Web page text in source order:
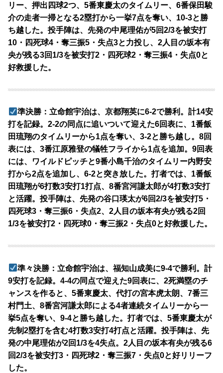
リー、押出四球2つ、5番東慶太のタイムリー、6番保田駿
介の走者一掃となる2塁打から一挙7点を奪い、10-3と勝
ち越した。投手陣は、先発の中尾理佑が5回2/3を被安打
10・四死球4・奪三振5・失点3と力投し、2人目の坂本有
央が残る3回1/3を被安打2・四死球2・奪三振4・失点0と
好救援した。
準決勝：立命館宇治は、京都翔英に6-2で勝利。計14安
打を記録。2-2の同点に追いついて迎えた6回表に、1番飯
田琉翔のタイムリーから1点を奪い、3-2と勝ち越し。8回
表には、3番江原雅登の犠牲フライから1点を追加。9回表
には、ワイルドピッチと9番小島千治のタイムリー内野安
打から2点を追加し、6-2と突き放した。打者では、1番飯
田琉翔が6打数3安打1打点、8番宮河謙太郎が4打数3安打
と活躍。投手陣は、先発の谷口瑛太が6回2/3を被安打5・
四死球3・奪三振6・失点2、2人目の坂本有央が残る2回
1/3を被安打2・四死球0・奪三振2・失点0と好救援した。
準々決勝：立命館宇治は、福知山成美に9-4で勝利。計
9安打を記録。4-4の同点で迎えた9回表に、2死満塁のチ
ャンスを作ると、5番東慶太、代打の宮本虎太朗、7番三
村門土、8番宮河謙太郎による4者連続タイムリーから一
挙5点を奪い、9-4と勝ち越した。打者では、5番東慶太が
先制2塁打を含む4打数3安打4打点と活躍。投手陣は、先
発の中尾理佑が2回1/3を4失点。2人目の坂本有央が残る6
回2/3を被安打3・四死球2・奪三振7・失点0と好リリーフ
した。